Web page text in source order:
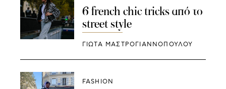
6 french chic tricks από το
street style
ΓΙΩΤΑ ΜΑΣΤΡΟΓΙΑΝΝΟΠΟΥΛΟΥ
FASHION